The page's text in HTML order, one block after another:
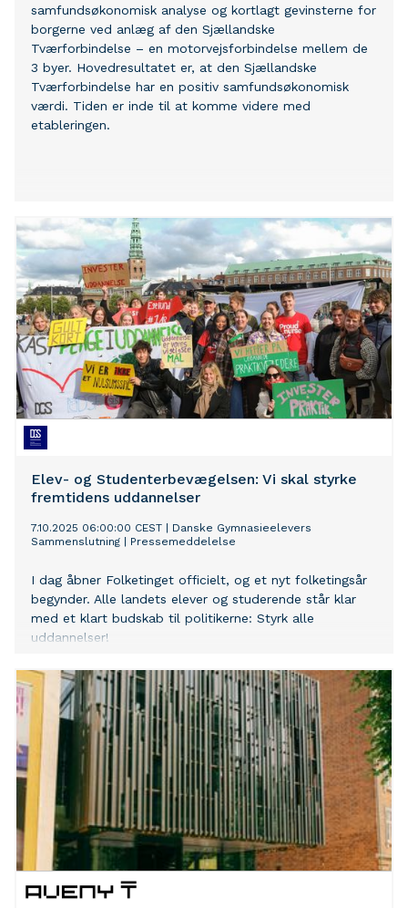
samfundsøkonomisk analyse og kortlagt gevinsterne for
borgerne ved anlæg af den Sjællandske
Tværforbindelse – en motorvejsforbindelse mellem de
3 byer. Hovedresultatet er, at den Sjællandske
Tværforbindelse har en positiv samfundsøkonomisk
værdi. Tiden er inde til at komme videre med
etableringen.
Elev- og Studenterbevægelsen: Vi skal styrke
fremtidens uddannelser
7.10.2025 06:00:00 CEST
Danske Gymnasieelevers
Sammenslutning
Pressemeddelelse
I dag åbner Folketinget officielt, og et nyt folketingsår
begynder. Alle landets elever og studerende står klar
med et klart budskab til politikerne: Styrk alle
uddannelser!